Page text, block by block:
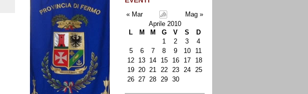
« Mar
Mag »
Aprile 2010
L
M M G V S
D
1
2 3
4
5
6 7 8 9 10
11
12 13 14 15 16 17
18
19 20 21 22 23 24
25
26 27 28 29 30